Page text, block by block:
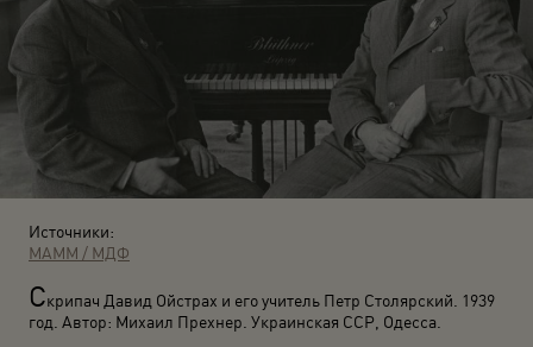
Источники:
МАММ / МДФ
Скрипач Давид Ойстрах и его учитель Петр Столярский. 1939
год. Автор: Михаил Прехнер. Украинская ССР, Одесса.